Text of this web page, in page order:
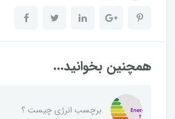
همچنین بخوانید...
برچسب انرژی چیست ؟